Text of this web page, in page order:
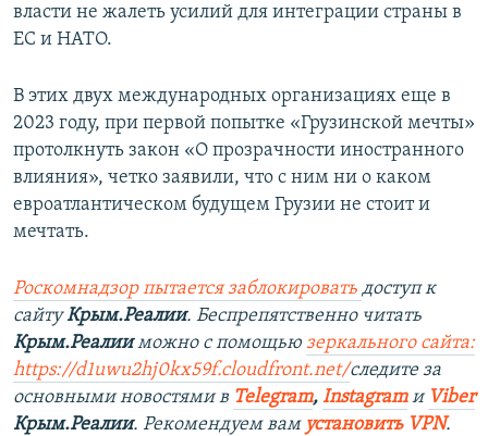
власти не жалеть усилий для интеграции страны в
ЕС и НАТО.
В этих двух международных организациях еще в
2023 году, при первой попытке «Грузинской мечты»
протолкнуть закон «О прозрачности иностранного
влияния», четко заявили, что с ним ни о каком
евроатлантическом будущем Грузии не стоит и
мечтать.
Роскомнадзор пытается заблокировать доступ к
сайтуКрым.Реалии. Беспрепятственно читать
Крым.Реалииможно с помощью зеркального сайта:
https://d1uwu2hj0kx59f.cloudfront.net/следите за
основными новостями в Telegram, Instagramи Viber
Крым.Реалии. Рекомендуем вам установить VPN.